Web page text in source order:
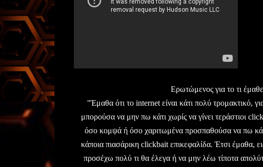
Ερωτώμενος για το τι
"Έμαθα ότι το internet είναι κάτι πολύ τρομακτικό,
μπορούσα να μην πω κάτι χωρίς να γίνει τεράστιοι
όσο κομψά ή όσο χαριτωμένα προσπαθούσα να πω
κάποια πιασάρικη clickbait επικεφαλίδα. Έτσι έμαθα,
προσέχω πολύ τι θα έλεγα ή να μην λέω τίποτα